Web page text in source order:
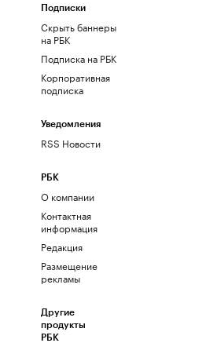
Подписки
Скрыть баннеры
на РБК
Подписка на РБК
Корпоративная
подписка
Уведомления
RSS Новости
РБК
О компании
Контактная
информация
Редакция
Размещение
рекламы
Другие
продукты
РБК